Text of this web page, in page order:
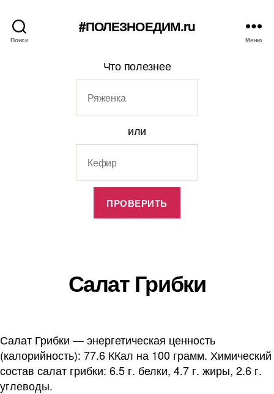
Поиск
#ПОЛЕЗНОЕДИМ.ru
Меню
Что полезнее
или
Салат Грибки
Салат Грибки — энергетическая ценность
(калорийность): 77.6 ККал на 100 грамм. Химический
состав салат грибки: 6.5 г. белки, 4.7 г. жиры, 2.6 г.
углеводы.